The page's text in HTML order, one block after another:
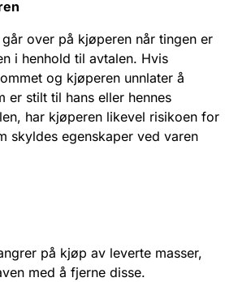
over på kjøperen når tingen er
i henhold til avtalen. Hvis
og kjøperen unnlater å
er stilt til hans eller hennes
har kjøperen likevel risikoen for
skyldes egenskaper ved varen
på kjøp av leverte masser,
med å fjerne disse.